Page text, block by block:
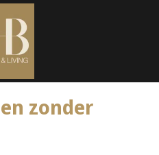
zonder